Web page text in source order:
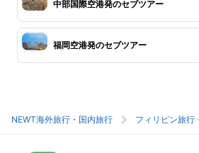
中部国際空港発のセブツアー
福岡空港発のセブツアー
NEWT海外旅行・国内旅行 フィリピン旅行